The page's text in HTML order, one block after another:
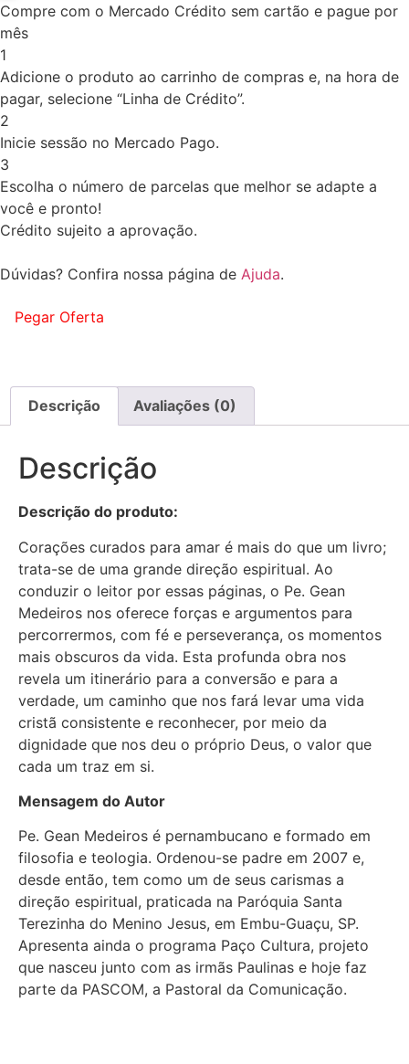
Compre com o Mercado Crédito sem cartão e pague por
mês
1
Adicione o produto ao carrinho de compras e, na hora de
pagar, selecione “Linha de Crédito”.
2
Inicie sessão no Mercado Pago.
3
Escolha o número de parcelas que melhor se adapte a
você e pronto!
Crédito sujeito a aprovação.
Dúvidas? Confira nossa página de Ajuda.
Pegar Oferta
Descrição Avaliações (0)
Descrição
Descrição do produto:
Corações curados para amar é mais do que um livro;
trata-se de uma grande direção espiritual. Ao
conduzir o leitor por essas páginas, o Pe. Gean
Medeiros nos oferece forças e argumentos para
percorrermos, com fé e perseverança, os momentos
mais obscuros da vida. Esta profunda obra nos
revela um itinerário para a conversão e para a
verdade, um caminho que nos fará levar uma vida
cristã consistente e reconhecer, por meio da
dignidade que nos deu o próprio Deus, o valor que
cada um traz em si.
Mensagem do Autor
Pe. Gean Medeiros é pernambucano e formado em
filosofia e teologia. Ordenou-se padre em 2007 e,
desde então, tem como um de seus carismas a
direção espiritual, praticada na Paróquia Santa
Terezinha do Menino Jesus, em Embu-Guaçu, SP.
Apresenta ainda o programa Paço Cultura, projeto
que nasceu junto com as irmãs Paulinas e hoje faz
parte da PASCOM, a Pastoral da Comunicação.